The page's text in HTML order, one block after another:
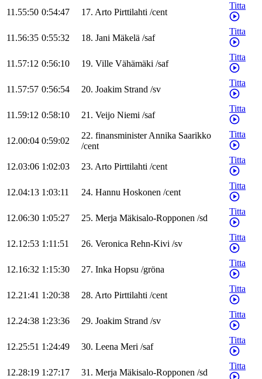
11.55:50 0:54:47 17. Arto Pirttilahti /cent
Titta
11.56:35 0:55:32 18. Jani Mäkelä /saf
Titta
11.57:12 0:56:10 19. Ville Vähämäki /saf
Titta
11.57:57 0:56:54 20. Joakim Strand /sv
Titta
11.59:12 0:58:10 21. Veijo Niemi /saf
Titta
12.00:04 0:59:02
22. finansministerAnnika Saarikko
/cent
Titta
12.03:06 1:02:03 23. Arto Pirttilahti /cent
Titta
12.04:13 1:03:11 24. Hannu Hoskonen /cent
Titta
12.06:30 1:05:27 25. Merja Mäkisalo-Ropponen /sd
Titta
12.12:53 1:11:51 26. Veronica Rehn-Kivi /sv
Titta
12.16:32 1:15:30 27. Inka Hopsu /gröna
Titta
12.21:41 1:20:38 28. Arto Pirttilahti /cent
Titta
12.24:38 1:23:36 29. Joakim Strand /sv
Titta
12.25:51 1:24:49 30. Leena Meri /saf
Titta
12.28:19 1:27:17 31. Merja Mäkisalo-Ropponen /sd
Titta